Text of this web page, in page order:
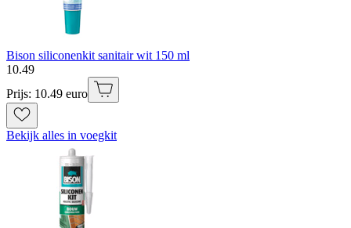
Bison siliconenkit sanitair wit 150 ml
10.49
Prijs: 10.49 euro
Bekijk alles in voegkit